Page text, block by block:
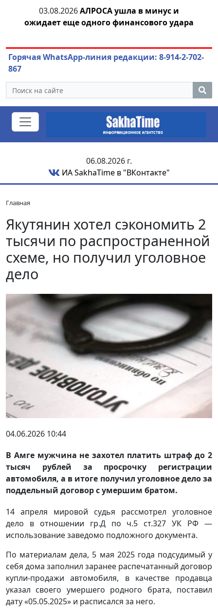
03.08.2026АЛРОСА ушла в минус и
ожидает еще одного финансового удара
Горячая WhatsApp-линия редакции: 8-914-2-702-
867
06.08.2026 г.
ИА SakhaTime в "ВКонтакте"
Главная
Якутянин хотел сэкономить 2
тысячи по распространенной
схеме, но получил уголовное
дело
04.06.2026 10:44
В Амге мужчина не захотел платить штраф до 2
тысяч рублей за просрочку регистрации
автомобиля, а в итоге получил уголовное дело за
поддельный договор с умершим братом.
14 апреля мировой судья рассмотрел уголовное
дело в отношении гр.Д по ч.5 ст.327 УК РФ —
использование заведомо подложного документа.
По материалам дела, 5 мая 2025 года подсудимый у
себя дома заполнил заранее распечатанный договор
купли-продажи автомобиля, в качестве продавца
указал своего умершего родного брата, поставил
дату «05.05.2025» и расписался за него.